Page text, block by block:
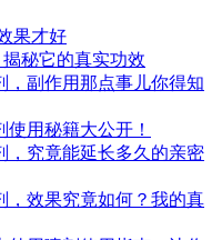
果才好
秘它的真实功效
，副作用那点事儿你得知
用秘籍大公开！
，究竟能延长多久的亲密
，效果究竟如何？我的真